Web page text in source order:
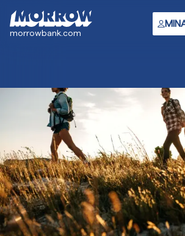
huvudinnehåll
morrowbank.com